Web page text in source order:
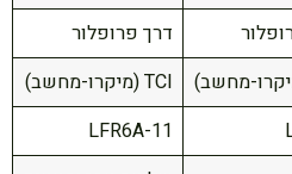
דרך פרופלור
TCI (מיקרו-מחשב)
LFR6A-11